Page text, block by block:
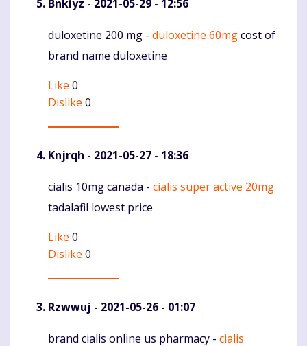
Bnkiyz - 2021-05-29 - 12:56
Komentaras
duloxetine 200 mg - duloxetine 60mgcost of
brand name duloxetine
Like 0
Dislike 0
Knjrqh - 2021-05-27 - 18:36
Komentaras
cialis 10mg canada - cialis super active 20mg
tadalafil lowest price
Like 0
Dislike 0
Rzwwuj - 2021-05-26 - 01:07
Komentaras
brand cialis online us pharmacy - cialis